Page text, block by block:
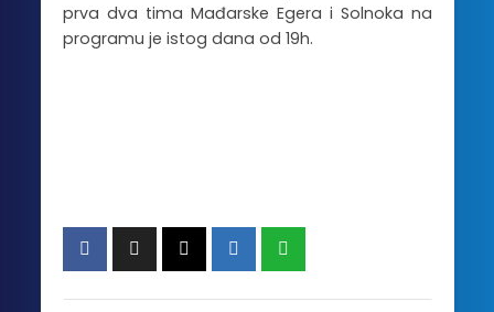
prva dva tima Mađarske Egera i Solnoka na
programu je istog dana od 19h.